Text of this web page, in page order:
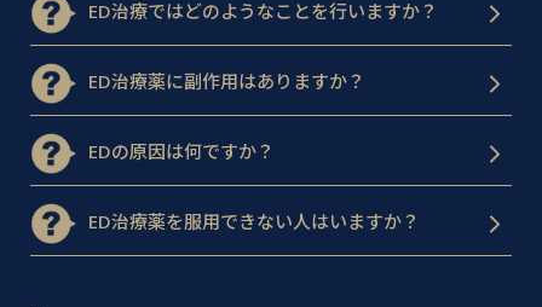
ED治療ではどのようなことを行いますか？
ED治療薬に副作用はありますか？
EDの原因は何ですか？
ED治療薬を服用できない人はいますか？